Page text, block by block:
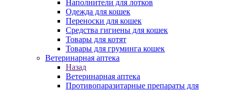
Наполнители для лотков
Одежда для кошек
Переноски для кошек
Средства гигиены для кошек
Товары для котят
Товары для груминга кошек
Ветеринарная аптека
Назад
Ветеринарная аптека
Противопаразитарные препараты для